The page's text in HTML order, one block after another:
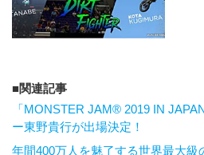
関連記事
「MONSTER JAM® 2019 IN
ー東野貴行が出場決定！
年間400万人を魅了する世界最大級